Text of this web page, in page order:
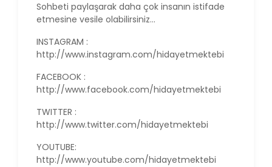
Sohbeti paylaşarak daha çok insanın istifade
etmesine vesile olabilirsiniz...
INSTAGRAM :
http://www.instagram.com/hidayetmektebi
FACEBOOK :
http://www.facebook.com/hidayetmektebi
TWITTER :
http://www.twitter.com/hidayetmektebi
YOUTUBE:
http://www.youtube.com/hidayetmektebi